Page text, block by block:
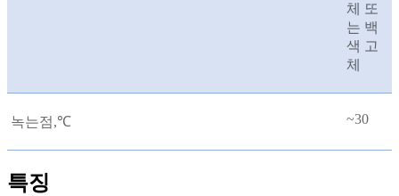
체 또
는 백
색 고
체
녹는점,℃ ~30
특징